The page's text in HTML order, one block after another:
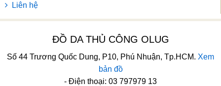
Liên hệ
ĐỒ DA THỦ CÔNG OLUG
Số 44 Trương Quốc Dung, P10, Phú Nhuận, Tp.HCM. Xem
bản đồ
- Điện thoại: 03 797979 13